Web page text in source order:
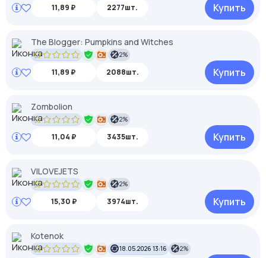
11,89 ₽ 2277шт. Купить
The Blogger: Pumpkins and Witches
2%
11,89 ₽ 2088шт. Купить
Zombolion
2%
11,04 ₽ 3435шт. Купить
VILOVEJETS
2%
15,30 ₽ 3974шт. Купить
Kotenok
18.05.2026 13:16 2%